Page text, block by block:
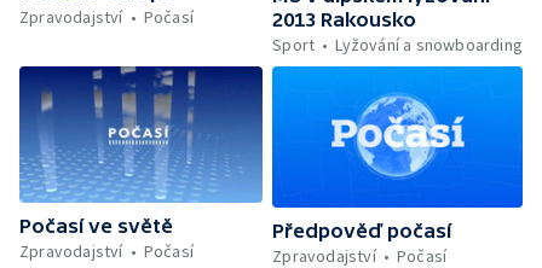
Zpravodajství
Počasí
2013 Rakousko
Sport
Lyžování a snowboarding
Počasí ve světě
Zpravodajství
Počasí
Předpověď počasí
Zpravodajství
Počasí